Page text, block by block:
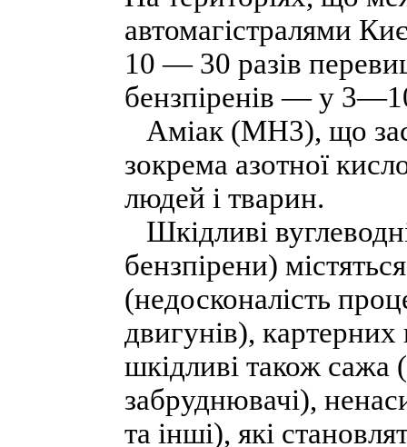
автомагістралями
10 — 30 разів
бензпіренів — у
Аміак (МН3), що
зокрема азотної
людей і тварин.
Шкідливі
бензпірени)
(недосконалість
двигунів),
шкідливі також сажа
забруднювачі),
та інші), які